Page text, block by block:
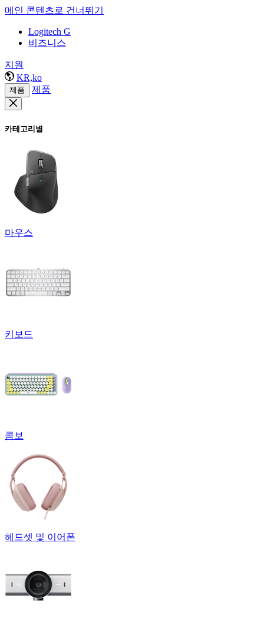
메인 콘텐츠로 건너뛰기
Logitech G
비즈니스
지원
KR,ko
제품 제품
카테고리별
마우스
키보드
콤보
헤드셋 및 이어폰